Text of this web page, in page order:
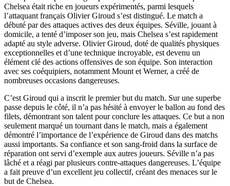
Chelsea était riche en joueurs expérimentés, parmi lesquels
l’attaquant français Olivier Giroud s’est distingué. Le match a
débuté par des attaques actives des deux équipes. Séville, jouant à
domicile, a tenté d’imposer son jeu, mais Chelsea s’est rapidement
adapté au style adverse. Olivier Giroud, doté de qualités physiques
exceptionnelles et d’une technique incroyable, est devenu un
élément clé des actions offensives de son équipe. Son interaction
avec ses coéquipiers, notamment Mount et Werner, a créé de
nombreuses occasions dangereuses.
C’est Giroud qui a inscrit le premier but du match. Sur une superbe
passe depuis le côté, il n’a pas hésité à envoyer le ballon au fond des
filets, démontrant son talent pour conclure les attaques. Ce but a non
seulement marqué un tournant dans le match, mais a également
démontré l’importance de l’expérience de Giroud dans des matchs
aussi importants. Sa confiance et son sang-froid dans la surface de
réparation ont servi d’exemple aux autres joueurs. Séville n’a pas
lâché et a réagi par plusieurs contre-attaques dangereuses. L’équipe
a fait preuve d’un excellent jeu collectif, créant des menaces sur le
but de Chelsea.